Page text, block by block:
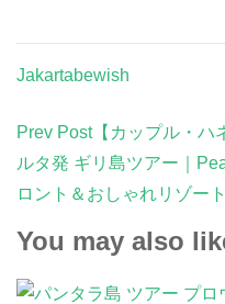
Jakartabewish
Post
Navigation
Prev Post【カップル・ハ
ルタ発 ギリ島ツアー｜
ロント＆おしゃれリゾー
You may also
プロ